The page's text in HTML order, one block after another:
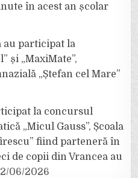
în acest an școlar
au participat la
și „MaxiMate”,
„Ștefan cel Mare”
la concursul
„Micul Gauss”, Școala
fiind parteneră în
de copii din Vrancea au
06/2026